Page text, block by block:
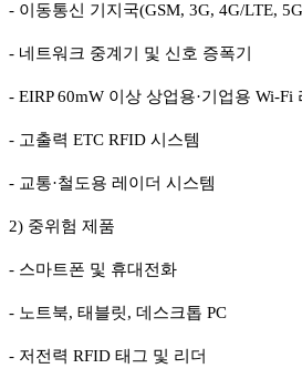
- 이동통신 기지국(GSM, 3G, 4G/LTE,
- 네트워크 중계기 및 신호 증폭기
- EIRP 60mW 이상 상업용·기업용 Wi-Fi
- 고출력 ETC RFID 시스템
- 교통·철도용 레이더 시스템
2) 중위험 제품
- 스마트폰 및 휴대전화
- 노트북, 태블릿, 데스크톱 PC
- 저전력 RFID 태그 및 리더